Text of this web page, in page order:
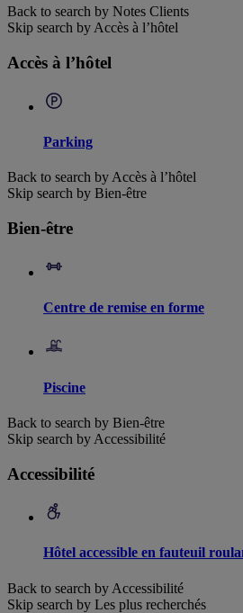
Back to search by Notes Clients
Skip search by Accès à l’hôtel
Accès à l’hôtel
Parking
Back to search by Accès à l’hôtel
Skip search by Bien-être
Bien-être
Centre de remise en forme
Piscine
Back to search by Bien-être
Skip search by Accessibilité
Accessibilité
Hôtel accessible en fauteuil
Back to search by Accessibilité
Skip search by Les plus recherchés